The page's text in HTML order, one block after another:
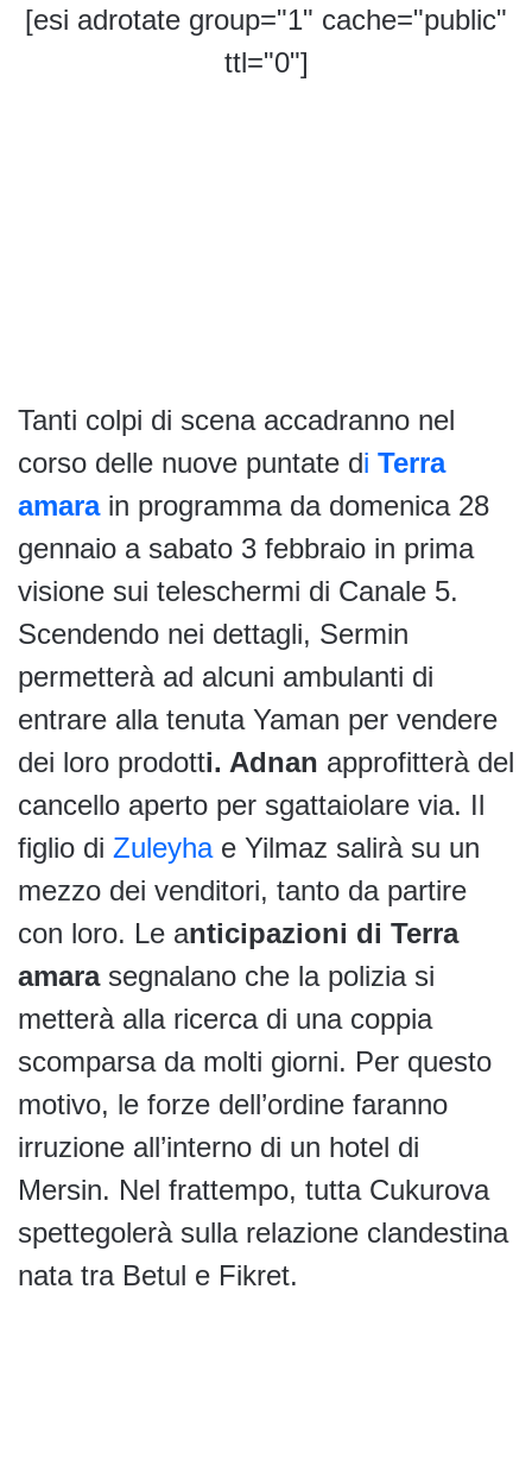
[esi adrotate group="1" cache="public"
ttl="0"]
Tanti colpi di scena accadranno nel
corso delle nuove puntate di Terra
amarain programma da domenica 28
gennaio a sabato 3 febbraio in prima
visione sui teleschermi di Canale 5.
Scendendo nei dettagli, Sermin
permetterà ad alcuni ambulanti di
entrare alla tenuta Yaman per vendere
dei loro prodotti. Adnan approfitterà del
cancello aperto per sgattaiolare via. Il
figlio di Zuleyhae Yilmaz salirà su un
mezzo dei venditori, tanto da partire
con loro. Le anticipazioni di Terra
amara segnalano che la polizia si
metterà alla ricerca di una coppia
scomparsa da molti giorni. Per questo
motivo, le forze dell’ordine faranno
irruzione all’interno di un hotel di
Mersin. Nel frattempo, tutta Cukurova
spettegolerà sulla relazione clandestina
nata tra Betul e Fikret.